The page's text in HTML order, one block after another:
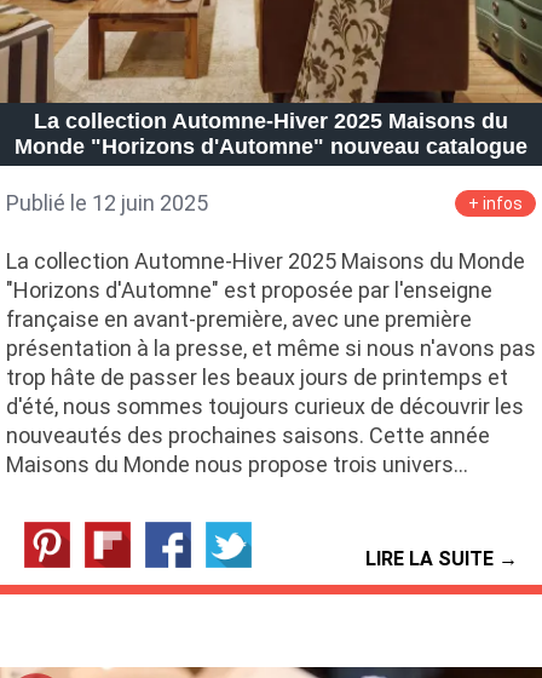
La collection Automne-Hiver 2025 Maisons du
Monde "Horizons d'Automne" nouveau catalogue
Publié le 12 juin 2025 + infos
La collection Automne-Hiver 2025 Maisons du Monde
"Horizons d'Automne" est proposée par l'enseigne
française en avant-première, avec une première
présentation à la presse, et même si nous n'avons pas
trop hâte de passer les beaux jours de printemps et
d'été, nous sommes toujours curieux de découvrir les
nouveautés des prochaines saisons. Cette année
Maisons du Monde nous propose trois univers…
LIRE LA SUITE →